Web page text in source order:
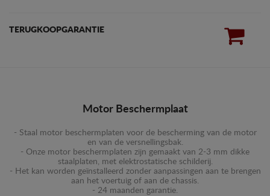
TERUGKOOPGARANTIE
Motor Beschermplaat
- Staal motor beschermplaten voor de bescherming van de motor
en van de versnellingsbak.
- Onze motor beschermplaten zijn gemaakt van 2-3 mm dikke
staalplaten, met elektrostatische schilderij.
- Het kan worden geïnstalleerd zonder aanpassingen aan te brengen
aan het voertuig of aan de chassis.
- 24 maanden garantie.